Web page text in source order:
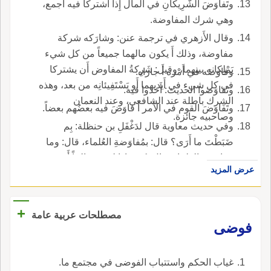
وتَفاوَضَ الشَّرِيكانِ في المال إِذا اشتركا فيه أَجمع،
وهي شرك المفاوضة.
وقال الأَزهري في ترجمة عنن: وشارَكه شركة
مفاوضة، وذلك أَ يكون مالهما جميعاً من كل شيء
يَمْلِكانه بينهما، وقيل: شَرِكةُ المفاوض أَن يشتركا
في كل شيء في أَيديهما أَو يَسْتَفِيئانِه من بعد، وهذه
الشرك باطلة عند الشافعي، وعند النعمان
وصاحبيه جائزة.
وفاوَضَه في أَمْره أَ جارَاه.
وتَفاوَضوا الحديث: أَخذوا فيه.
وتَفَاوَضَ القوم في الأَمر أَ فاوَضَ فيه بعضُهم بعضاً.
وفي حديث معاوية قال لدَغْفَلِ بن حنظلة: بِم
ضَبَطْتَ ما أَرَى؟ قال: بمُفاوَضةِ العُلماء، قال: وما
مُفاوَضة العلماء؛ قال: كنت إِذا لقِيتُ عالماً أَخذت
ما عنده وأَعطيته ما عندي المُفاوَضةُ: المُساواةُ
والمُشارَكةُ، وهي مُفاعلة من التفْويض، كأَن كلّ
العلماء ومُذاكرتهم ف العلم، واللّه أَعلم.
عرض المزيد
مصطلحات عربية عامة
+
فوضى
غياب الحكم واستتباب الفوضى في مجتمع ما.